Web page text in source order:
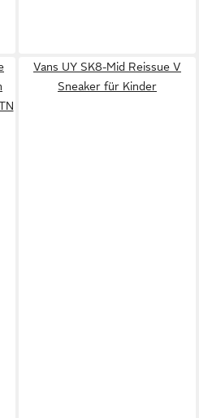
Vans UY SK8-Mid Reissue V
Sneaker für Kinder